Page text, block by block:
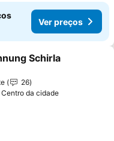
Ver preços
aos favoritos
Schirla
26
Centro da cidade